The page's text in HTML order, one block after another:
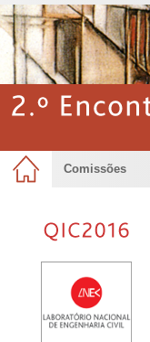
Comissões